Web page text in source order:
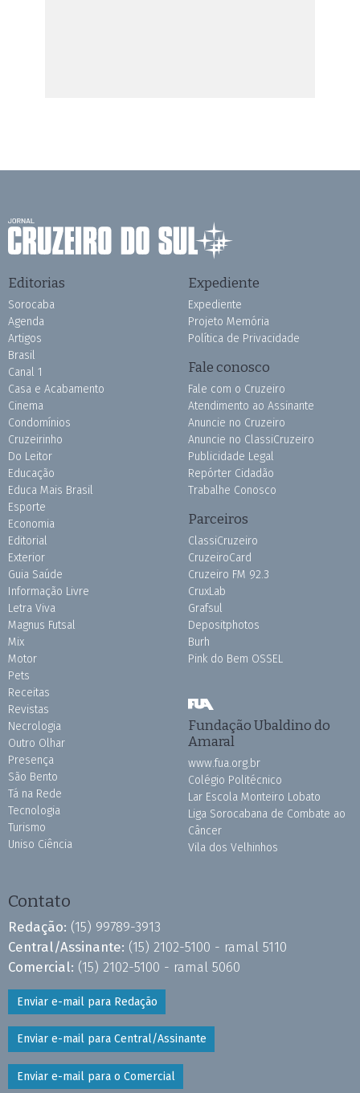
Editorias
Sorocaba
Agenda
Artigos
Brasil
Canal 1
Casa e Acabamento
Cinema
Condomínios
Cruzeirinho
Do Leitor
Educação
Educa Mais Brasil
Esporte
Economia
Editorial
Exterior
Guia Saúde
Informação Livre
Letra Viva
Magnus Futsal
Mix
Motor
Pets
Receitas
Revistas
Necrologia
Outro Olhar
Presença
São Bento
Tá na Rede
Tecnologia
Turismo
Uniso Ciência
Expediente
Expediente
Projeto Memória
Política de Privacidade
Fale conosco
Fale com o Cruzeiro
Atendimento ao Assinante
Anuncie no Cruzeiro
Anuncie no ClassiCruzeiro
Publicidade Legal
Repórter Cidadão
Trabalhe Conosco
Parceiros
ClassiCruzeiro
CruzeiroCard
Cruzeiro FM 92.3
CruxLab
Grafsul
Depositphotos
Burh
Pink do Bem OSSEL
Fundação Ubaldino do
Amaral
www.fua.org.br
Colégio Politécnico
Lar Escola Monteiro Lobato
Liga Sorocabana de Combate ao
Câncer
Vila dos Velhinhos
Contato
Redação: (15) 99789-3913
Central/Assinante: (15) 2102-5100 - ramal 5110
Comercial: (15) 2102-5100 - ramal 5060
Enviar e-mail para Redação
Enviar e-mail para Central/Assinante
Enviar e-mail para o Comercial